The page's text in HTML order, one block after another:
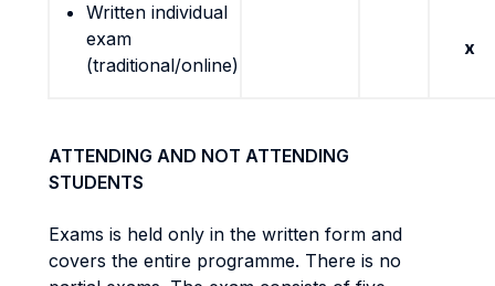
Written individual
exam
(traditional/online)
x
ATTENDING AND NOT ATTENDING
STUDENTS
Exams is held only in the written form and
covers the entire programme. There is no